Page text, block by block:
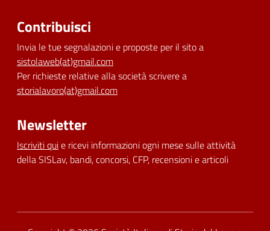
Contribuisci
Invia le tue segnalazioni e proposte per il sito a
sistolaweb(at)gmail.com
Per richieste relative alla società scrivere a
storialavoro(at)gmail.com
Newsletter
Iscriviti quie ricevi informazioni ogni mese sulle attività
della SISLav, bandi, concorsi, CFP, recensioni e articoli